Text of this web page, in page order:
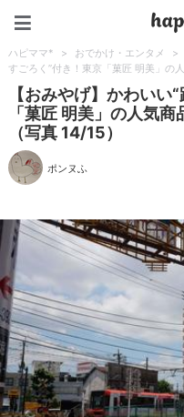
ハピママ* > おでかけ・エンタメ >
すごろく”付き！東京「菓匠 明美」の
【おみやげ】かわいい
「菓匠 明美」の人気
（写真 14/15）
ポンヌふ